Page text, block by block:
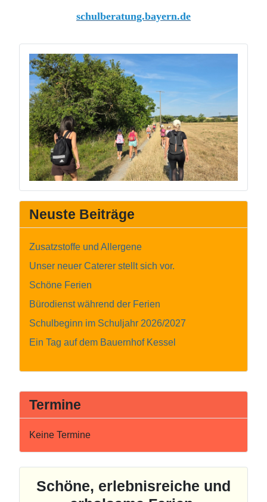
Termine
Keine Termine
schulberatung.bayern.de
Neuste Beiträge
Zusatzstoffe und Allergene
Unser neuer Caterer stellt sich vor.
Schöne Ferien
Bürodienst während der Ferien
Schulbeginn im Schuljahr 2026/2027
Ein Tag auf dem Bauernhof Kessel
Schöne, erlebnisreiche und